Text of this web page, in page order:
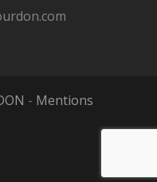
- Mentions